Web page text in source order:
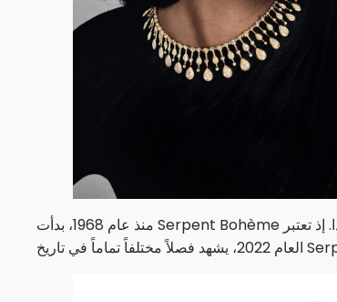
منذ عام 1968، بدأت Serpent Bohème رقصة آسرة في عالم المجوهرات لا تزال تخطف الأنفاس حتى يومنا هذا. إذ تعتبر Serpent Bohème قطعة كلاسيكية ضمن مجموعة روائع بوشرون. وهذا